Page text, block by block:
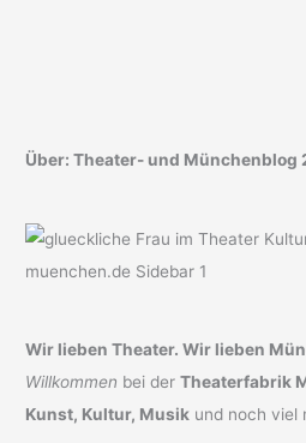
Über: Theater- und Münchenblog
Wir lieben Theater. Wir lieben
Willkommen bei derTheaterfabrik
Kunst, Kultur, Musik und noch viel